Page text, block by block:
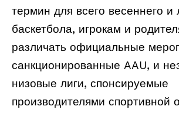
термин для всего весеннего и
баскетбола, игрокам и
различать официальные
санкционированные AAU, и
низовые лиги, спонсируемые
производителями спортивной